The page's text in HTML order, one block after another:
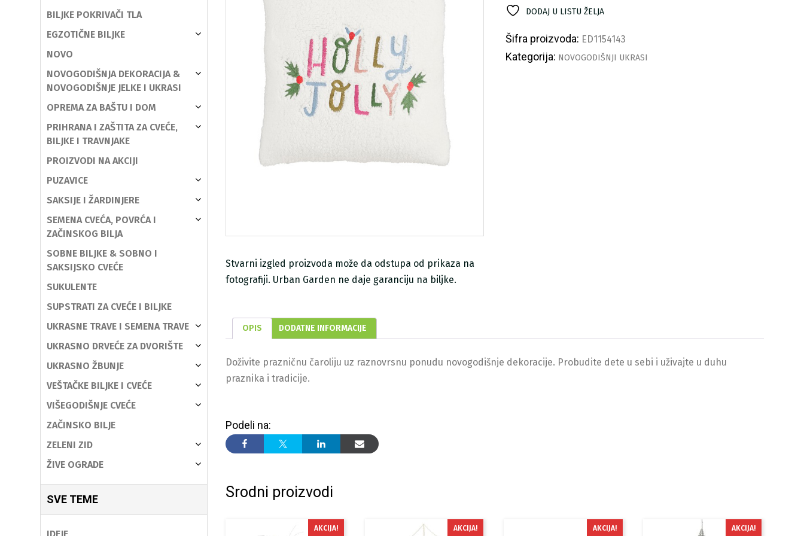
BILJKE POKRIVAČI TLA
EGZOTIČNE BILJKE
NOVO
NOVOGODIŠNJA DEKORACIJA &
NOVOGODIŠNJE JELKE I UKRASI
OPREMA ZA BAŠTU I DOM
PRIHRANA I ZAŠTITA ZA CVEĆE,
BILJKE I TRAVNJAKE
PROIZVODI NA AKCIJI
PUZAVICE
SAKSIJE I ŽARDINJERE
SEMENA CVEĆA, POVRĆA I
ZAČINSKOG BILJA
SOBNE BILJKE & SOBNO I
SAKSIJSKO CVEĆE
SUKULENTE
SUPSTRATI ZA CVEĆE I BILJKE
UKRASNE TRAVE I SEMENA TRAVE
UKRASNO DRVEĆE ZA DVORIŠTE
UKRASNO ŽBUNJE
VEŠTAČKE BILJKE I CVEĆE
VIŠEGODIŠNJE CVEĆE
ZAČINSKO BILJE
ZELENI ZID
ŽIVE OGRADE
SVE TEME
DODAJ U LISTU ŽELJA
Šifra proizvoda: ED1154143
Kategorija: NOVOGODIŠNJI UKRASI
Stvarni izgled proizvoda može da odstupa od prikaza na
fotografiji. Urban Garden ne daje garanciju na biljke.
OPIS DODATNE INFORMACIJE
Doživite prazničnu čaroliju uz raznovrsnu ponudu novogodišnje dekoracije. Probudite dete u sebi i uživajte u duhu
praznika i tradicije.
Podeli na:
Srodni proizvodi
AKCIJA! AKCIJA! AKCIJA! AKCIJA!